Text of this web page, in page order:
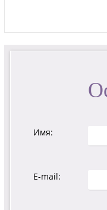
Имя:
E-mail: